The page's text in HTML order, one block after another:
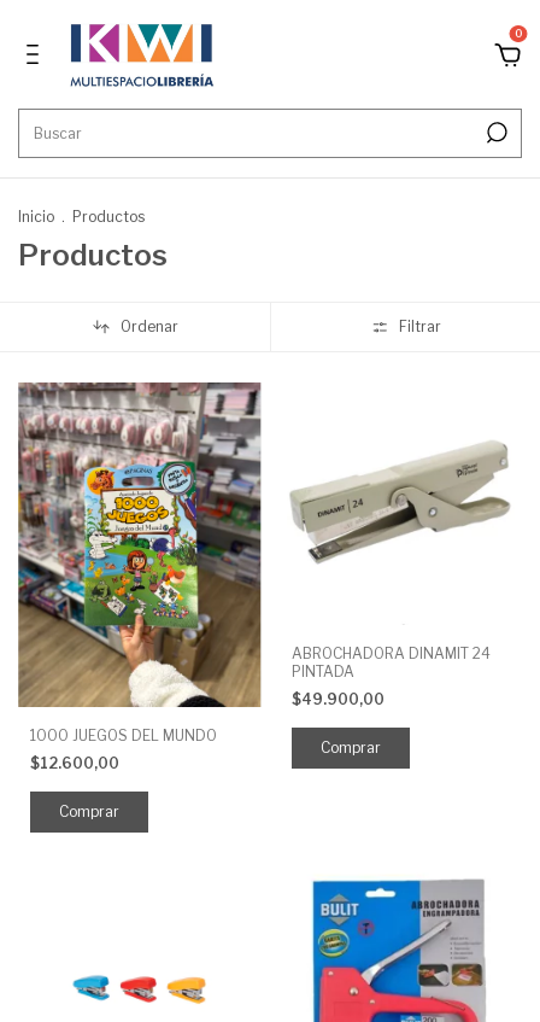
0
Inicio . Productos
Productos
Ordenar Filtrar
1000 JUEGOS DEL MUNDO
$12.600,00
ABROCHADORA DINAMIT 24
PINTADA
$49.900,00